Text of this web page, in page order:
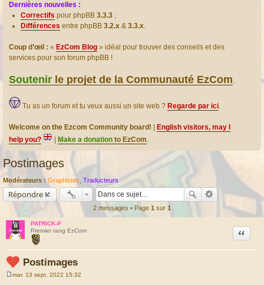
Dernières nouvelles :
Correctifs pour phpBB 3.3.3 ;
Différences entre phpBB 3.2.x & 3.3.x.
Coup d’œil : « EzCom Blog » idéal pour trouver des conseils et des
services pour son forum phpBB !
Soutenir le projet de la Communauté EzCom.
Tu as un forum et tu veux aussi un site web ? Regarde par ici.
Welcome on the Ezcom Community board!
English visitors, may I
help you?
Make a donation to EzCom.
Postimages
Modérateurs : Graphistes Traducteurs
Répondre
2 messages • Page 1 sur 1
PATRICK-P
Premier rang EzCom
Postimages
Citation
mar. 13 sept. 2022 15:32